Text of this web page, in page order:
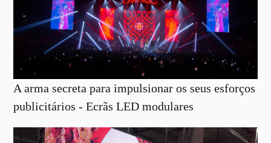
A arma secreta para impulsionar os seus esforços
publicitários - Ecrãs LED modulares